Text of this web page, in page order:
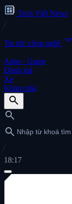
developer_board Tech Việt News
Tin tức công nghệ expand_more
Apps - Game
Đánh giá
Xe
Khám phá
search
search
search
18:17